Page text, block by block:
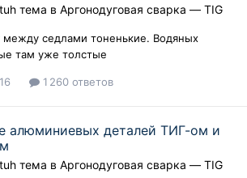
тема в Аргонодуговая сварка — TIG
между седлами тоненькие. Водяных
там уже толстые
1 260 ответов
алюминиевых деталей ТИГ-ом и
тема в Аргонодуговая сварка — TIG